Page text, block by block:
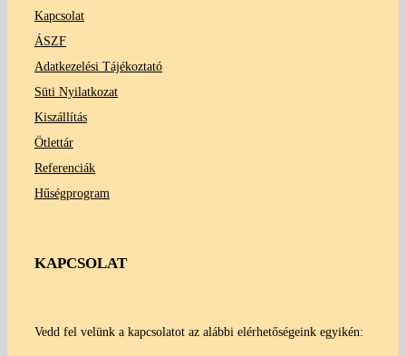
Kapcsolat
ÁSZF
Adatkezelési Tájékoztató
Süti Nyilatkozat
Kiszállítás
Ötlettár
Referenciák
Hűségprogram
KAPCSOLAT
Vedd fel velünk a kapcsolatot az alábbi elérhetőségeink egyikén: